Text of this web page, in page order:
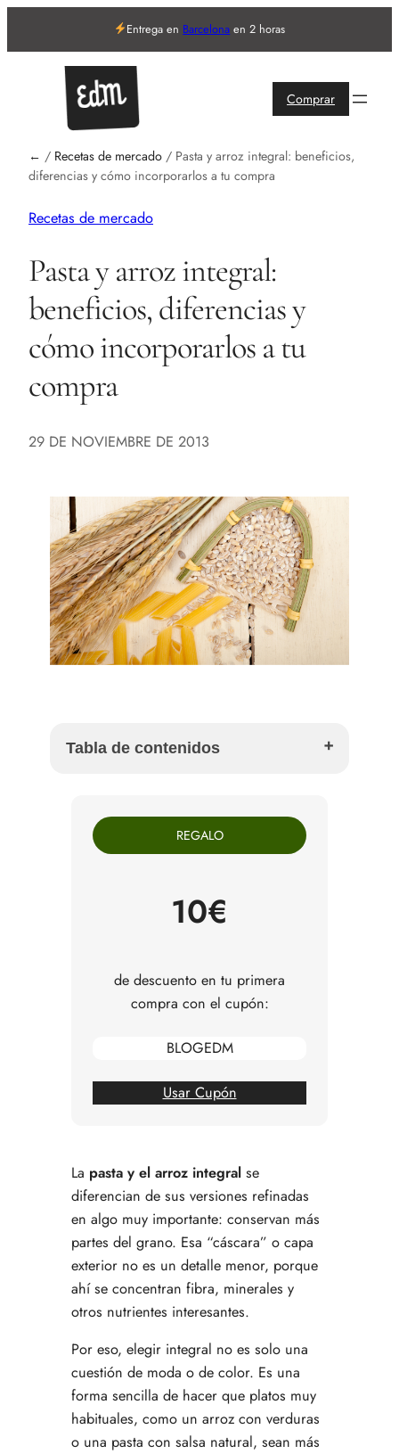
Entrega en Barcelona en 2 horas
Comprar
← / Recetas de mercado / Pasta y arroz integral: beneficios,
diferencias y cómo incorporarlos a tu compra
Recetas de mercado
Pasta y arroz integral:
beneficios, diferencias y
cómo incorporarlos a tu
compra
29 DE NOVIEMBRE DE 2013
Tabla de contenidos
integrales
Diferencias entre arroz integral y arroz blanco
Diferencias entre pasta integral y pasta refinada
Cómo cocinar arroz integral para que quede
Por qué elegir integrales también puede ser una
decisión de compra consciente
Cómo incorporarlos a la compra semanal
Preguntas frecuentes sobre pasta y arroz integral
REGALO
10€
de descuento en tu primera
compra con el cupón:
BLOGEDM
Usar Cupón
La pasta y el arroz integral se
diferencian de sus versiones refinadas
en algo muy importante: conservan más
partes del grano. Esa “cáscara” o capa
exterior no es un detalle menor, porque
ahí se concentran fibra, minerales y
otros nutrientes interesantes.
Por eso, elegir integral no es solo una
cuestión de moda o de color. Es una
forma sencilla de hacer que platos muy
habituales, como un arroz con verduras
o una pasta con salsa natural, sean más